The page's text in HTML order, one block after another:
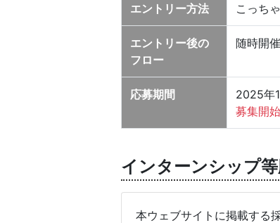
エントリー方法 こっち
エントリー後の
フロー
随時開
応募期間
2025年
募集開
インターンシップ
本ウェブサイトに掲載する